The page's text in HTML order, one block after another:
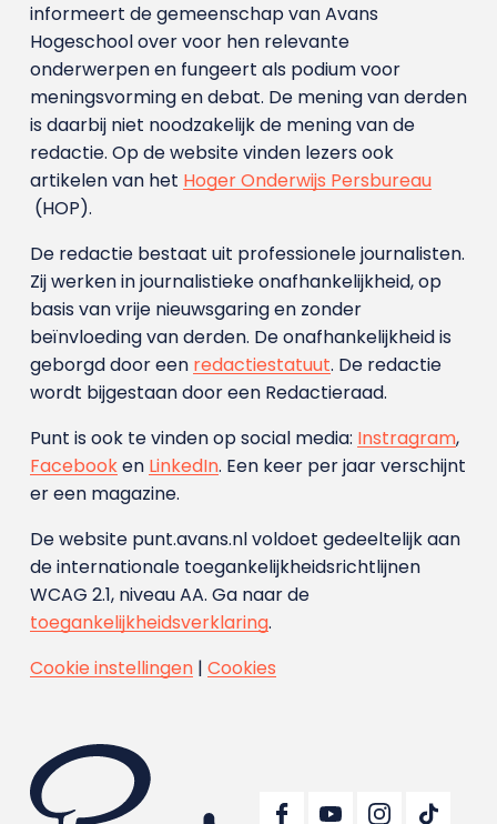
informeert de gemeenschap van Avans
Hogeschool over voor hen relevante
onderwerpen en fungeert als podium voor
meningsvorming en debat. De mening van derden
is daarbij niet noodzakelijk de mening van de
redactie. Op de website vinden lezers ook
artikelen van het Hoger Onderwijs Persbureau
(HOP).
De redactie bestaat uit professionele journalisten.
Zij werken in journalistieke onafhankelijkheid, op
basis van vrije nieuwsgaring en zonder
beïnvloeding van derden. De onafhankelijkheid is
geborgd door een redactiestatuut. De redactie
wordt bijgestaan door een Redactieraad.
Punt is ook te vinden op social media: Instragram,
Facebooken LinkedIn. Een keer per jaar verschijnt
er een magazine.
De website punt.avans.nl voldoet gedeeltelijk aan
de internationale toegankelijkheidsrichtlijnen
WCAG 2.1, niveau AA. Ga naar de
toegankelijkheidsverklaring.
Cookie instellingen| Cookies